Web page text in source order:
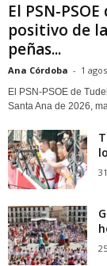
El PSN-
positivo de
peñas...
Ana Córdoba - 1
El PSN-PSOE de
Santa Ana de 2026,